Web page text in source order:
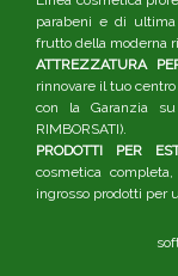
parabeni e di
frutto della moderna
ATTREZZATURA
rinnovare il tuo
con la Garanzia
RIMBORSATI).
PRODOTTI PER
cosmetica
ingrosso prodotti per